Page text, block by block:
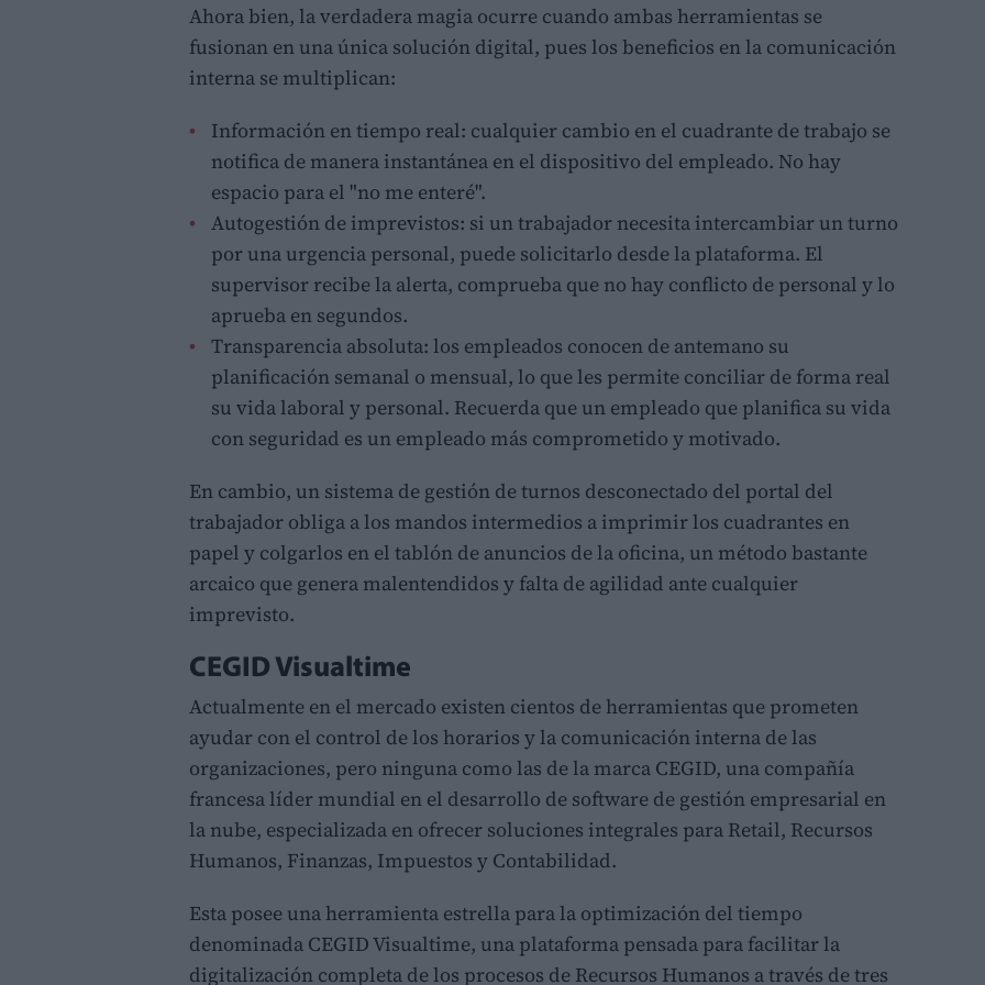
Ahora bien, la verdadera magia ocurre cuando ambas herramientas se
fusionan en una única solución digital, pues los beneficios en la comunicación
interna se multiplican:
Información en tiempo real: cualquier cambio en el cuadrante de trabajo se
notifica de manera instantánea en el dispositivo del empleado. No hay
espacio para el "no me enteré".
Autogestión de imprevistos: si un trabajador necesita intercambiar un turno
por una urgencia personal, puede solicitarlo desde la plataforma. El
supervisor recibe la alerta, comprueba que no hay conflicto de personal y lo
aprueba en segundos.
Transparencia absoluta: los empleados conocen de antemano su
planificación semanal o mensual, lo que les permite conciliar de forma real
su vida laboral y personal. Recuerda que un empleado que planifica su vida
con seguridad es un empleado más comprometido y motivado.
En cambio, un sistema de gestión de turnos desconectado del portal del
trabajador obliga a los mandos intermedios a imprimir los cuadrantes en
papel y colgarlos en el tablón de anuncios de la oficina, un método bastante
arcaico que genera malentendidos y falta de agilidad ante cualquier
imprevisto.
CEGID Visualtime
Actualmente en el mercado existen cientos de herramientas que prometen
ayudar con el control de los horarios y la comunicación interna de las
organizaciones, pero ninguna como las de la marca CEGID, una compañía
francesa líder mundial en el desarrollo de software de gestión empresarial en
la nube, especializada en ofrecer soluciones integrales para Retail, Recursos
Humanos, Finanzas, Impuestos y Contabilidad.
Esta posee una herramienta estrella para la optimización del tiempo
denominada CEGID Visualtime, una plataforma pensada para facilitar la
digitalización completa de los procesos de Recursos Humanos a través de tres